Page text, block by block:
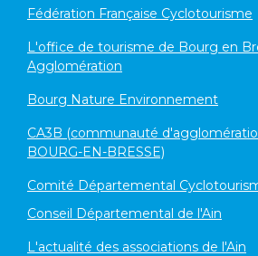
Fédération Française Cyclotourisme
L'office de tourisme de Bourg en
Agglomération
Bourg Nature Environnement
CA3B (communauté
BOURG-EN-BRESSE)
Comité Départemental
Conseil Départemental de l'Ain
L'actualité des associations de l'Ain